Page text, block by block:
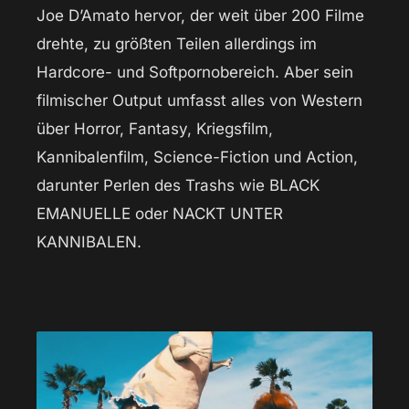
Joe D’Amato hervor, der weit über 200 Filme
drehte, zu größten Teilen allerdings im
Hardcore- und Softpornobereich. Aber sein
filmischer Output umfasst alles von Western
über Horror, Fantasy, Kriegsfilm,
Kannibalenfilm, Science-Fiction und Action,
darunter Perlen des Trashs wie BLACK
EMANUELLE oder NACKT UNTER
KANNIBALEN.